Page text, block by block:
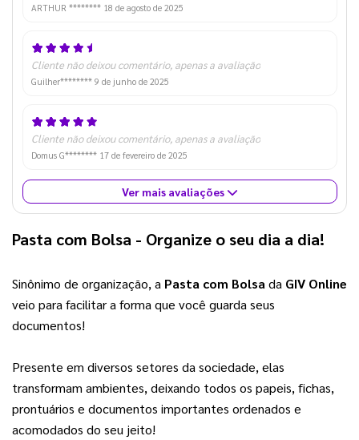
ARTHUR ******** 18 de agosto de 2025
Cliente não deixou comentário, apenas a avaliação
Guilher******** 9 de junho de 2025
Cliente não deixou comentário, apenas a avaliação
Domus G******** 17 de fevereiro de 2025
Ver mais avaliações
Pasta com Bolsa - Organize o seu dia a dia!
Sinônimo de organização, a Pasta com Bolsa da GIV Online
veio para facilitar a forma que você guarda seus
documentos!
Presente em diversos setores da sociedade, elas
transformam ambientes, deixando todos os papeis, fichas,
prontuários e documentos importantes ordenados e
acomodados do seu jeito!